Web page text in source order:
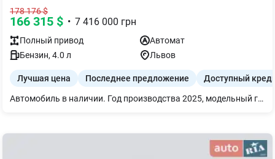
178 176$
166 315 $ • 7 416 000 грн
Полный привод
Автомат
Бензин, 4.0 л Львов
Лучшая цена Последнее предложение Доступный
Автомобиль в наличии. Год производства 2025, модельный год 2026. Акционерная стоимость 144 000 евро. Стандартная стоимость автомобиля 154 400 евро. Дополнительное оборудование: Цвет кузова: Chromite Black Metallic Кожаный салон в двухцветной комбинации, гладкая кожа Black-Bramble Система панорамной крыши Пакет экстерьера черного цвета (глянец) Удаление обозначения модели Адаптивная пневматическая подвеска с системой выравнивания и регулировкой высоты вкл. Porsche Active Suspension Management (PASM) Пакет Sport Chrono Спортивная выхлопная система, включая спортивные выхлопные трубы серебристого цвета 20-дюймовое разборное запасное колесо 21-дюймовые колеса RS Spyder Design с расширенными колесными арками в цвет кузова Спортивный руль GT с подогревом руля Герб Porsche на подголовниках передних сидений Комфортные передние сиденья (14-позиционные, электропривод) с пакетом памяти Подогрев сидений (передних и задних) Вентиляция сидений (передние) Пакет акцентов в цвете Silvershade Аудиосистема BOSE® Surround Sound Аптечка первой помощи с предупреждающим треугольником скрыто от клиента Светодиодные фары HD-Matrix Светодиодные дверные проекторы с логотипом «PORSCHE». Проекционный дисплей Ассистент изменения полосы движения Адаптивный круиз-контроль Emergency Assist incl. Lane Keep Assist Система активного удержания полосы движения с адаптивным круиз-контролем